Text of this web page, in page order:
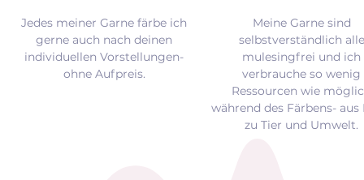
Jedes meiner Garne färbe ich
gerne auch nach deinen
individuellen Vorstellungen-
ohne Aufpreis.
Meine Garne sind
selbstverständlich alle
mulesingfrei und ich
verbrauche so wenig
Ressourcen wie
während des Färbens- aus
zu Tier und Umwelt.